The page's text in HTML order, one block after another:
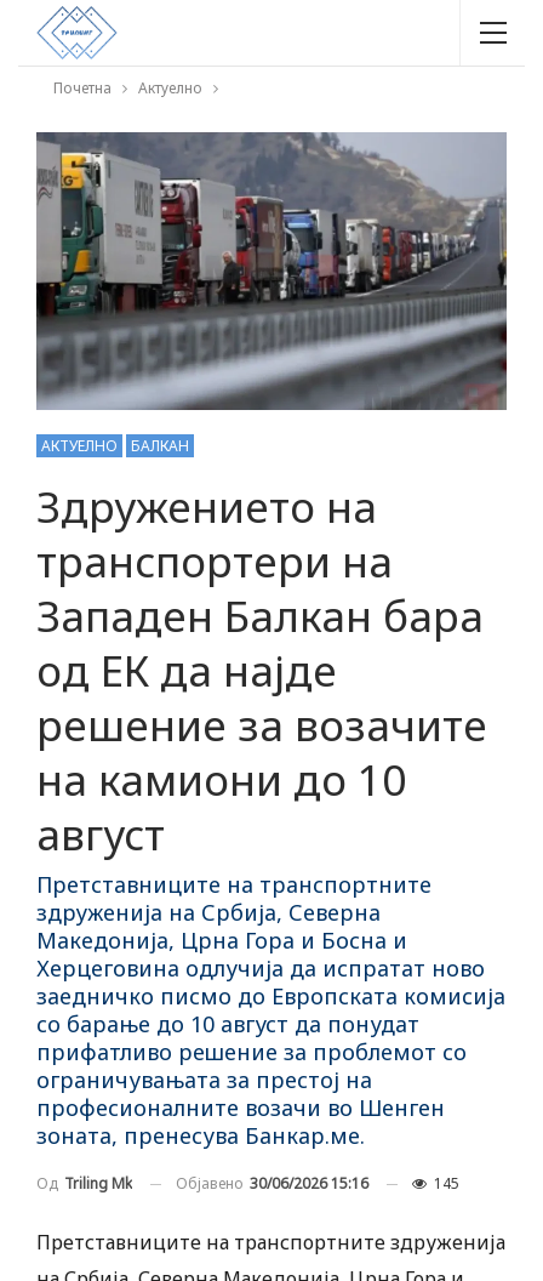
Почетна Актуелно
АКТУЕЛНО БАЛКАН
Здружението на
транспортери на
Западен Балкан бара
од ЕК да најде
решение за возачите
на камиони до 10
август
Претставниците на транспортните
здруженија на Србија, Северна
Македонија, Црна Гора и Босна и
Херцеговина одлучија да испратат ново
заедничко писмо до Европската комисија
со барање до 10 август да понудат
прифатливо решение за проблемот со
ограничувањата за престој на
професионалните возачи во Шенген
зоната, пренесува Банкар.ме.
Од Triling Mk Објавено 30/06/2026 15:16 145
Претставниците на транспортните здруженија